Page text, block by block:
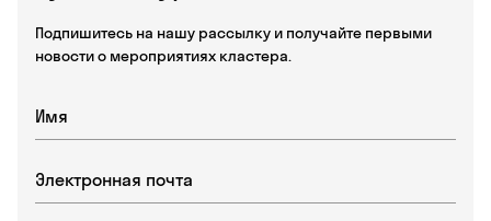
Подпишитесь на нашу рассылку и получайте первыми
новости о мероприятиях кластера.